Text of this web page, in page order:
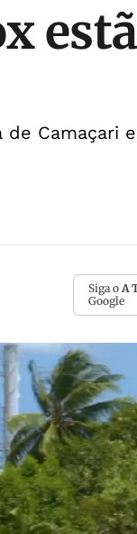
Camaçari
Siga o A
Google